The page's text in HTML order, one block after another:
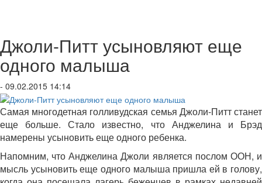
Джоли-Питт усыновляют еще
одного малыша
- 09.02.2015 14:14
Самая многодетная голливудская семья Джоли-Питт станет
еще больше. Стало известно, что Анджелина и Брэд
намерены усыновить еще одного ребенка.
Напомним, что Анджелина Джоли является послом ООН, и
мысль усыновить еще одного малыша пришла ей в голову,